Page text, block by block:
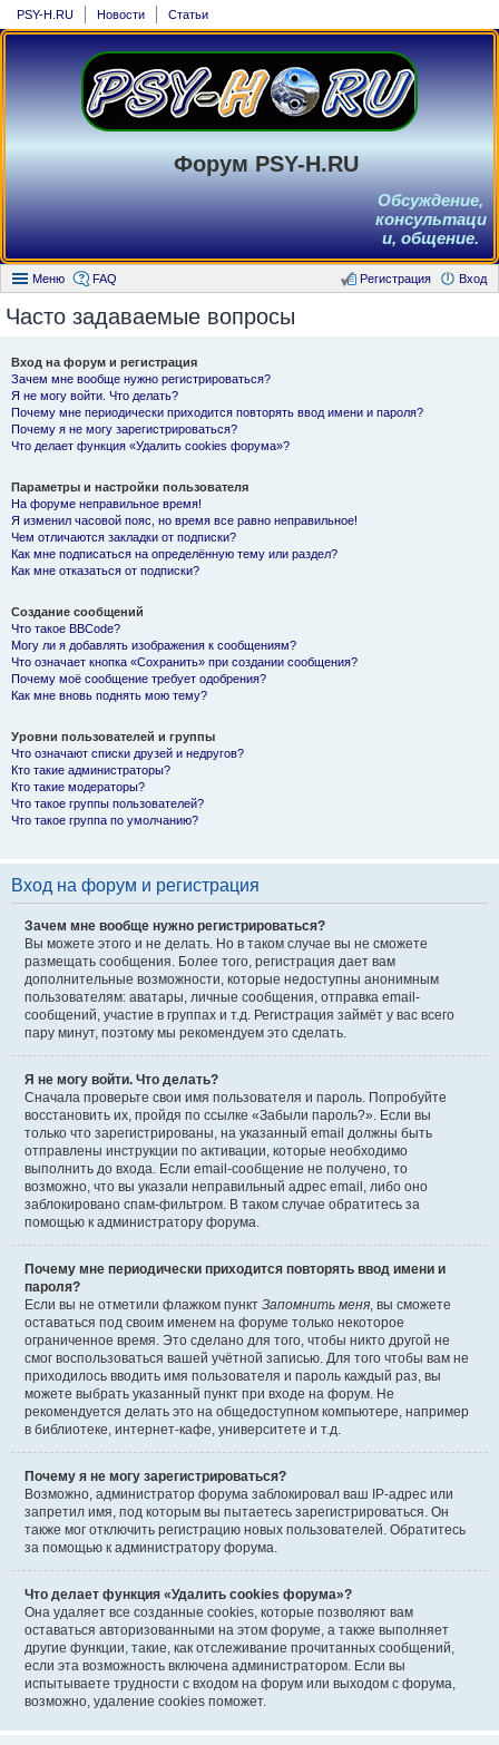
PSY-H.RU Новости Статьи
Форум PSY-H.RU
Обсуждение,
консультаци
и, общение.
Меню FAQ Вход
Регистрация
Часто задаваемые вопросы
Вход на форум и регистрация
Зачем мне вообще нужно регистрироваться?
Я не могу войти. Что делать?
Почему мне периодически приходится повторять ввод имени и пароля?
Почему я не могу зарегистрироваться?
Что делает функция «Удалить cookies форума»?
Параметры и настройки пользователя
На форуме неправильное время!
Я изменил часовой пояс, но время все равно неправильное!
Чем отличаются закладки от подписки?
Как мне подписаться на определённую тему или раздел?
Как мне отказаться от подписки?
Создание сообщений
Что такое BBCode?
Могу ли я добавлять изображения к сообщениям?
Что означает кнопка «Сохранить» при создании сообщения?
Почему моё сообщение требует одобрения?
Как мне вновь поднять мою тему?
Уровни пользователей и группы
Что означают списки друзей и недругов?
Кто такие администраторы?
Кто такие модераторы?
Что такое группы пользователей?
Что такое группа по умолчанию?
Вход на форум и регистрация
Зачем мне вообще нужно регистрироваться?
Вы можете этого и не делать. Но в таком случае вы не сможете
размещать сообщения. Более того, регистрация дает вам
дополнительные возможности, которые недоступны анонимным
пользователям: аватары, личные сообщения, отправка email-
сообщений, участие в группах и т.д. Регистрация займёт у вас всего
пару минут, поэтому мы рекомендуем это сделать.
Я не могу войти. Что делать?
Сначала проверьте свои имя пользователя и пароль. Попробуйте
восстановить их, пройдя по ссылке «Забыли пароль?». Если вы
только что зарегистрированы, на указанный email должны быть
отправлены инструкции по активации, которые необходимо
выполнить до входа. Если email-сообщение не получено, то
возможно, что вы указали неправильный адрес email, либо оно
заблокировано спам-фильтром. В таком случае обратитесь за
помощью к администратору форума.
Почему мне периодически приходится повторять ввод имени и
пароля?
Если вы не отметили флажком пункт Запомнить меня , вы сможете
оставаться под своим именем на форуме только некоторое
ограниченное время. Это сделано для того, чтобы никто другой не
смог воспользоваться вашей учётной записью. Для того чтобы вам не
приходилось вводить имя пользователя и пароль каждый раз, вы
можете выбрать указанный пункт при входе на форум. Не
рекомендуется делать это на общедоступном компьютере, например
в библиотеке, интернет-кафе, университете и т.д.
Почему я не могу зарегистрироваться?
Возможно, администратор форума заблокировал ваш IP-адрес или
запретил имя, под которым вы пытаетесь зарегистрироваться. Он
также мог отключить регистрацию новых пользователей. Обратитесь
за помощью к администратору форума.
Что делает функция «Удалить cookies форума»?
Она удаляет все созданные cookies, которые позволяют вам
оставаться авторизованными на этом форуме, а также выполняет
другие функции, такие, как отслеживание прочитанных сообщений,
если эта возможность включена администратором. Если вы
испытываете трудности с входом на форум или выходом с форума,
возможно, удаление cookies поможет.